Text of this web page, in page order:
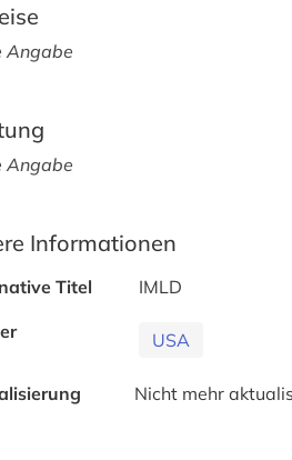
Angabe
Angabe
Informationen
Titel
IMLD
USA
Nicht mehr